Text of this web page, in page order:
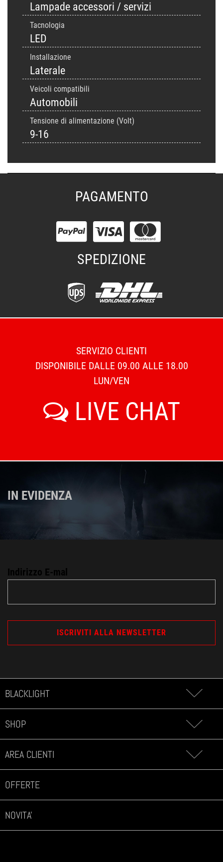
Lampade accessori / servizi
Tacnologia
LED
Installazione
Laterale
Veicoli compatibili
Automobili
Tensione di alimentazione (Volt)
9-16
PAGAMENTO
SPEDIZIONE
SERVIZIO CLIENTI
DISPONIBILE DALLE 09.00 ALLE 18.00
LUN/VEN
LIVE CHAT
IN EVIDENZA
Indirizzo E-mal
BLACKLIGHT
SHOP
AREA CLIENTI
OFFERTE
NOVITA'